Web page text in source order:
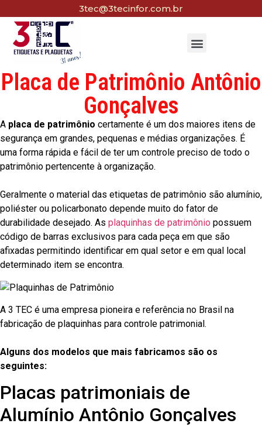
3tec@3tecinfor.com.br
Placa de Patrimônio Antônio
Gonçalves
A placa de patrimônio certamente é um dos maiores itens de
segurança em grandes, pequenas e médias organizações. É
uma forma rápida e fácil de ter um controle preciso de todo o
patrimônio pertencente à organização.
Geralmente o material das etiquetas de patrimônio são alumínio,
poliéster ou policarbonato depende muito do fator de
durabilidade desejado. As plaquinhas de patrimônio possuem
código de barras exclusivos para cada peça em que são
afixadas permitindo identificar em qual setor e em qual local
determinado item se encontra.
A 3 TEC é uma empresa pioneira e referência no Brasil na
fabricação de plaquinhas para controle patrimonial.
Alguns dos modelos que mais fabricamos são os
seguintes:
Placas patrimoniais de
Alumínio Antônio Gonçalves